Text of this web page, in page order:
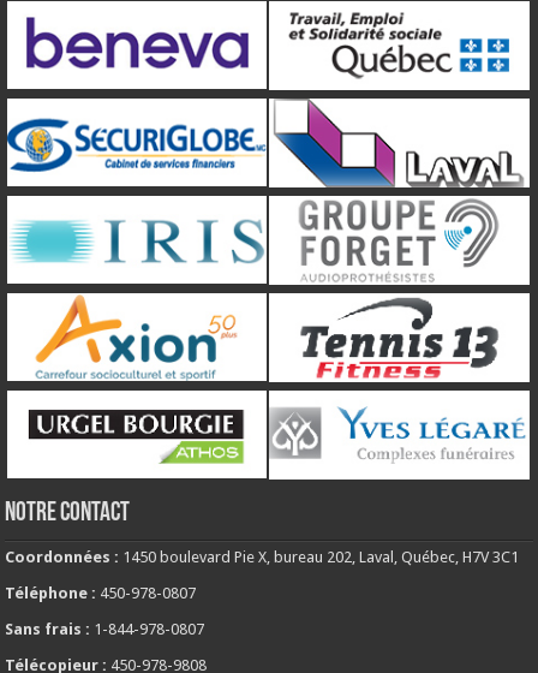
NOTRE CONTACT
Coordonnées : 1450 boulevard Pie X, bureau 202, Laval, Québec, H7V 3C1
Téléphone : 450-978-0807
Sans frais : 1-844-978-0807
Télécopieur : 450-978-9808